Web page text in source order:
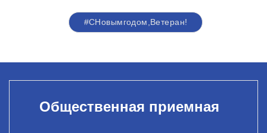
#СНовымгодом,Ветеран!
Общественная приемная